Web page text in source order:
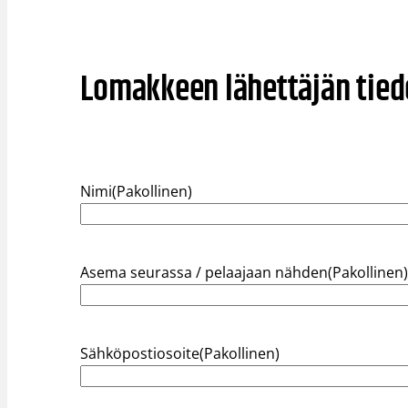
Lomakkeen lähettäjän
Nimi(Pakollinen)
Asema seurassa / pelaajaan nähden(Pakollinen)
Sähköpostiosoite(Pakollinen)